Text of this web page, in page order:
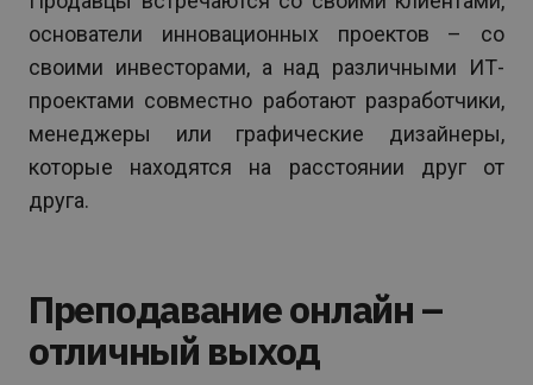
основатели инновационных проектов – со
своими инвесторами, а над различными ИТ-
проектами совместно работают разработчики,
менеджеры или графические дизайнеры,
которые находятся на расстоянии друг от
друга.
Преподавание онлайн –
отличный выход